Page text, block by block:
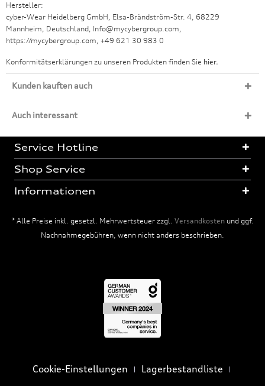
Hersteller:
cyber-Wear Heidelberg GmbH, Elsa-Brändström-Str. 4, 68229
Mannheim, Deutschland, Info@mycybergroup.com,
https://mycybergroup.com, +49 621 30 983 0
Konformitätserklärungen zu unseren Produkten finden Sie hier.
Kunden kauften auch
Auch interessant
Service Hotline
Shop Service
Informationen
* Alle Preise inkl. gesetzl. Mehrwertsteuer zzgl. Versandkostenund ggf.
Nachnahmegebühren, wenn nicht anders beschrieben.
Cookie-Einstellungen Lagerbestandliste